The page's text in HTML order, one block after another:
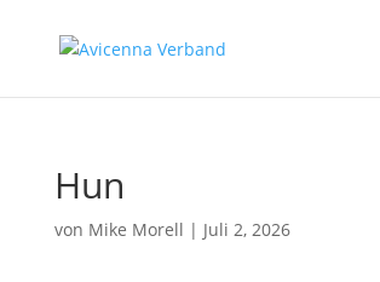
Hun
von Mike Morell | Juli 2, 2026